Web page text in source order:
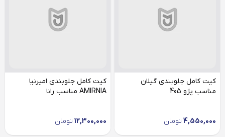
کیت کامل جلوبندی گیلان
مناسب پژو 405
4,550,000 تومان
کیت کامل جلوبندی امیرنیا
AMIRNIA مناسب رانا
12,300,000 تومان